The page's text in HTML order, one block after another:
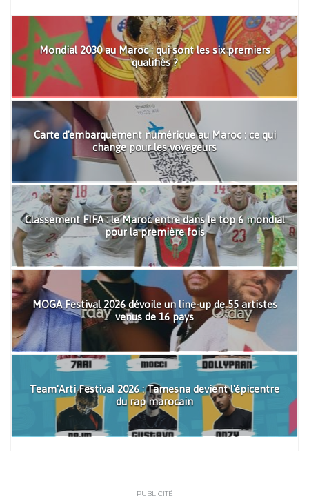
Mondial 2030 au Maroc : qui sont les six premiers
qualifiés ?
Carte d'embarquement numérique au Maroc : ce qui
change pour les voyageurs
Classement FIFA : le Maroc entre dans le top 6 mondial
pour la première fois
MOGA Festival 2026 dévoile un line-up de 55 artistes
venus de 16 pays
Team'Arti Festival 2026 : Tamesna devient l'épicentre
du rap marocain
PUBLICITÉ